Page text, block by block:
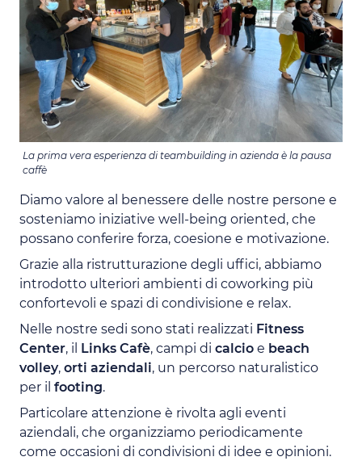
La prima vera esperienza di teambuilding in azienda è la pausa
caffè
Diamo valore al benessere delle nostre persone e
sosteniamo iniziative well-being oriented, che
possano conferire forza, coesione e motivazione.
Grazie alla ristrutturazione degli uffici, abbiamo
introdotto ulteriori ambienti di coworking più
confortevoli e spazi di condivisione e relax.
Nelle nostre sedi sono stati realizzati Fitness
Center, il Links Cafè, campi di calcio e beach
volley, orti aziendali, un percorso naturalistico
per il footing.
Particolare attenzione è rivolta agli eventi
aziendali, che organizziamo periodicamente
come occasioni di condivisioni di idee e opinioni.